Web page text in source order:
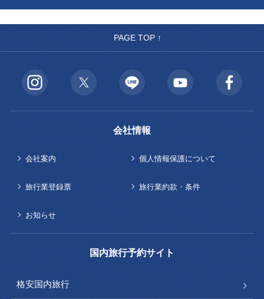
PAGE TOP ↑
会社情報
会社案内 個人情報保護について
旅行業登録票 旅行業約款・条件
お知らせ
国内旅行予約サイト
格安国内旅行